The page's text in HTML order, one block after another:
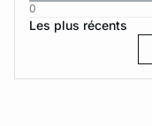
0
Les plus récents